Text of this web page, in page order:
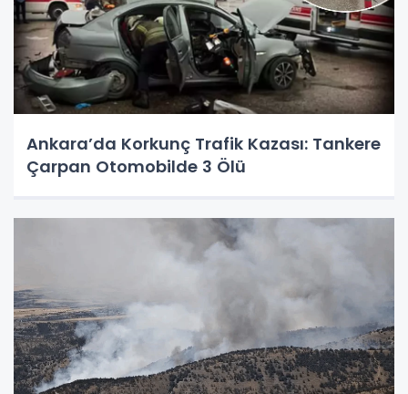
Ankara’da Korkunç Trafik Kazası: Tankere
Çarpan Otomobilde 3 Ölü